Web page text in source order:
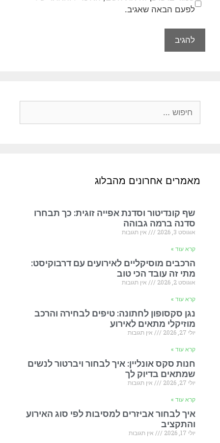
לפעם הבאה שאגיב.
מאמרים אחרונים מהבלוג
שף קונדיטור וסדנת אפייה זוגית: כך תבחרו
סדנה ברמה גבוהה
אוגוסט 3, 2026 אין תגובות
קרא עוד »
הרכבים מוסיקליים לאירועים עם דרבוקיסט:
מתי זה עובד הכי טוב
אוגוסט 2, 2026 אין תגובות
קרא עוד »
נגן סקסופון לחתונה: טיפים לבחירה והרכב
מוזיקלי מתאים לאירוע
יולי 27, 2026 אין תגובות
קרא עוד »
חנות סקס אונליין: איך לבחור ויברטור לנשים
שמתאים בדיוק לך
יולי 27, 2026 אין תגובות
קרא עוד »
איך לבחור אביזרים למסיבות לפי סוג האירוע
והתקציב
יולי 17, 2026 אין תגובות